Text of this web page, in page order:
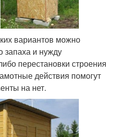
вариантов можно
запаха и нужду
перестановки строения
действия помогут
на нет.